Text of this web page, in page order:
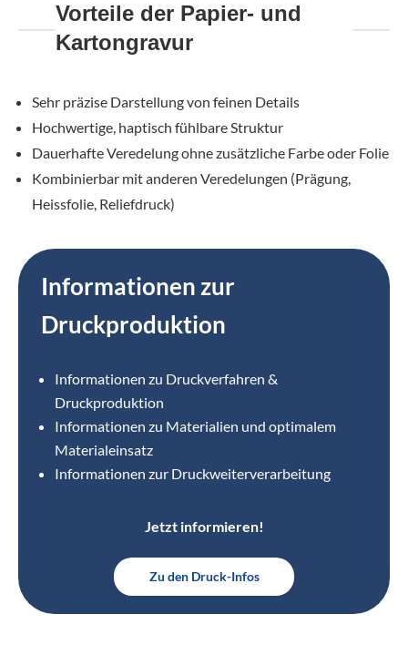
Vorteile der Papier- und
Kartongravur
Sehr präzise Darstellung von feinen Details
Hochwertige, haptisch fühlbare Struktur
Dauerhafte Veredelung ohne zusätzliche Farbe oder Folie
Kombinierbar mit anderen Veredelungen (Prägung,
Heissfolie, Reliefdruck)
Informationen zur
Druckproduktion
Informationen zu Druckverfahren &
Druckproduktion
Informationen zu Materialien und optimalem
Materialeinsatz
Informationen zur Druckweiterverarbeitung
Jetzt informieren!
Zu den Druck-Infos